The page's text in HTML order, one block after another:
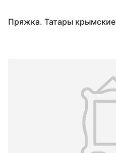
Пряжка. Татары крымские